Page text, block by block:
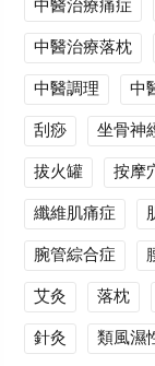
中醫治療痛症
中醫治療落枕
中醫調理
中
刮痧
坐骨神
拔火罐
按摩
纖維肌痛症
腕管綜合症
艾灸
落枕
針灸
類風濕